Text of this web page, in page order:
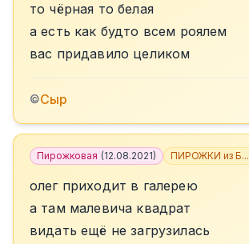
то чёрная то белая
а есть как будто всем роялем
вас придавило целиком
©Сыр
Пирожковая (12.08.2021) ПИРОЖКИ из Б...
олег приходит в галерею
а там малевича квадрат
видать ещё не загрузилась